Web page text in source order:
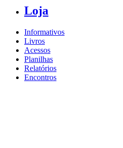
Loja
Informativos
Livros
Acessos
Planilhas
Relatórios
Encontros